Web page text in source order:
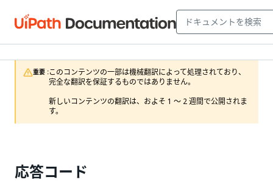
重要 :このコンテンツの一部は機械翻訳によって処理されており、
完全な翻訳を保証するものではありません。
新しいコンテンツの翻訳は、およそ 1 ～ 2 週間で公開されま
す。
応答コード